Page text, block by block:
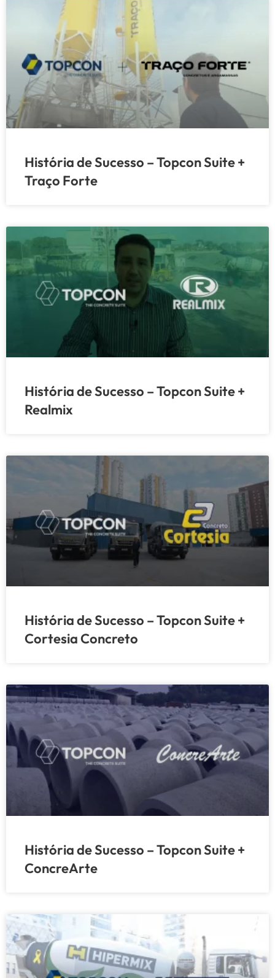
História de Sucesso – Topcon Suite +
Traço Forte
História de Sucesso – Topcon Suite +
Realmix
História de Sucesso – Topcon Suite +
Cortesia Concreto
História de Sucesso – Topcon Suite +
ConcreArte